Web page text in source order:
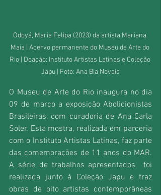
Odoyá, Maria Felipa (2023) da artista Mariana
Maia | Acervo permanente do Museu de Arte do
Rio | Doação: Instituto Artistas Latinas e Coleção
Japu | Foto: Ana Bia Novais
O Museu de Arte do Rio inaugura no dia
09 de março a exposição Abolicionistas
Brasileiras, com curadoria de Ana Carla
Soler. Esta mostra, realizada em parceria
com o Instituto Artistas Latinas, faz parte
das comemorações de 11 anos do MAR.
A série de trabalhos apresentados  foi
realizada junto à Coleção Japu e traz
obras de oito artistas contemporâneas